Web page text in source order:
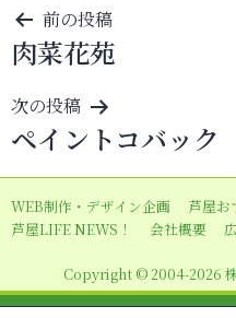
投
稿
ナ
ビ
ゲ
ー
シ
ン
前の投稿
肉菜花苑
次の投稿
ペイントコバック
WEB制作・デザイン企画 芦屋お
芦屋LIFE NEWS！
会社概要
Copyright © 2004-2026